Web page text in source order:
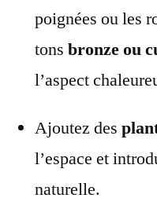
poignées ou les
tons bronze ou
l’aspect
Ajoutez des
l’espace et
naturelle.